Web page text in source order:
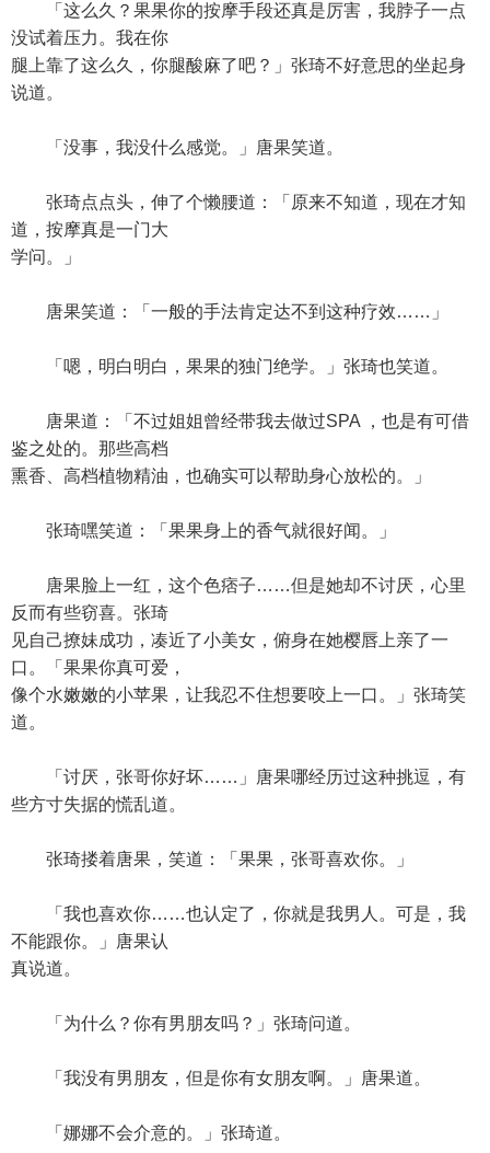
「这么久？果果你的按摩手段还真是厉害，我脖子一点
没试着压力。我在你
腿上靠了这么久，你腿酸麻了吧？」张琦不好意思的坐起身
说道。
「没事，我没什么感觉。」唐果笑道。
张琦点点头，伸了个懒腰道：「原来不知道，现在才知
道，按摩真是一门大
学问。」
唐果笑道：「一般的手法肯定达不到这种疗效……」
「嗯，明白明白，果果的独门绝学。」张琦也笑道。
唐果道：「不过姐姐曾经带我去做过SPA ，也是有可借
鉴之处的。那些高档
熏香、高档植物精油，也确实可以帮助身心放松的。」
张琦嘿笑道：「果果身上的香气就很好闻。」
唐果脸上一红，这个色痞子……但是她却不讨厌，心里
反而有些窃喜。张琦
见自己撩妹成功，凑近了小美女，俯身在她樱唇上亲了一
口。「果果你真可爱，
像个水嫩嫩的小苹果，让我忍不住想要咬上一口。」张琦笑
道。
「讨厌，张哥你好坏……」唐果哪经历过这种挑逗，有
些方寸失据的慌乱道。
张琦搂着唐果，笑道：「果果，张哥喜欢你。」
「我也喜欢你……也认定了，你就是我男人。可是，我
不能跟你。」唐果认
真说道。
「为什么？你有男朋友吗？」张琦问道。
「我没有男朋友，但是你有女朋友啊。」唐果道。
「娜娜不会介意的。」张琦道。